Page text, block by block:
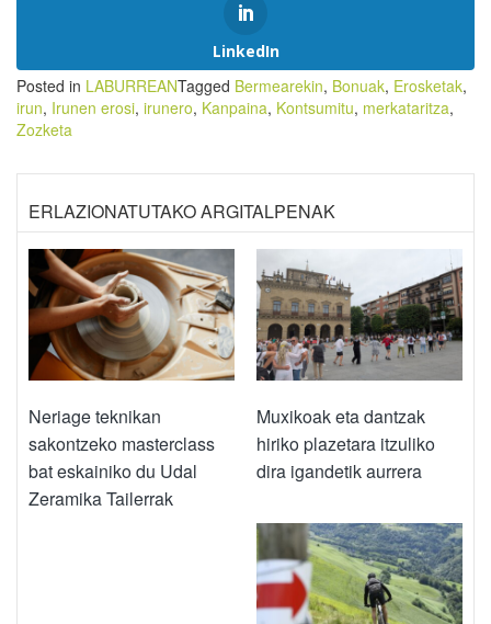
LinkedIn
Posted in LABURREANTagged Bermearekin, Bonuak, Erosketak,
irun, Irunen erosi, irunero, Kanpaina, Kontsumitu, merkataritza,
Zozketa
ERLAZIONATUTAKO ARGITALPENAK
Neriage teknikan
sakontzeko masterclass
bat eskainiko du Udal
Zeramika Tailerrak
Muxikoak eta dantzak
hiriko plazetara itzuliko
dira igandetik aurrera